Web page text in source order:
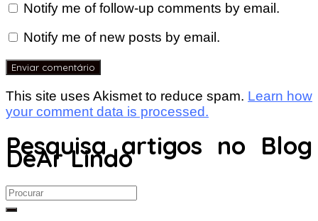
Notify me of follow-up comments by email.
Notify me of new posts by email.
This site uses Akismet to reduce spam. Learn how
your comment data is processed.
Pesquisa artigos no Blog
DeAr Lindo
Search
for: